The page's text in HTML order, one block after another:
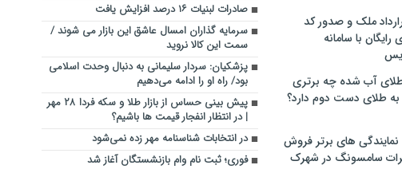
ملک و صدور کد
با سامانه
آب شده چه برتری
طلای دست دوم دارد؟
های برتر فروش
سامسونگ در شهرک
صادرات لبنیات ۱۶ درصد افزایش یافت
سرمایه گذاران امسال عاشق این بازار می شوند /
سمت این کالا نروید
پزشکیان: سردار سلیمانی به دنبال وحدت اسلامی
بود/ راه او را ادامه می‌دهیم
پیش بینی حساس از بازار طلا و سکه فردا ۲۸ مهر
| در انتظار انفجار قیمت ها باشیم؟
در انتخابات شناسنامه مهر زده نمی‌شود
فوری؛ ثبت نام وام بازنشستگان آغاز شد